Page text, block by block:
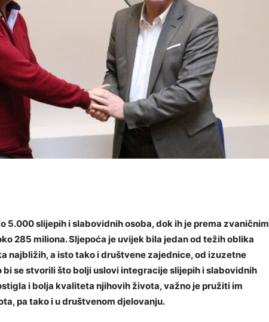
5.000 slijepih i slabovidnih osoba, dok ih je prema zvaničnim
285 miliona. Sljepoća je uvijek bila jedan od težih oblika
najbližih, a isto tako i društvene zajednice, od izuzetne
bi se stvorili što bolji uslovi integracije slijepih i slabovidnih
i bolja kvaliteta njihovih života, važno je pružiti im
pa tako i u društvenom djelovanju.